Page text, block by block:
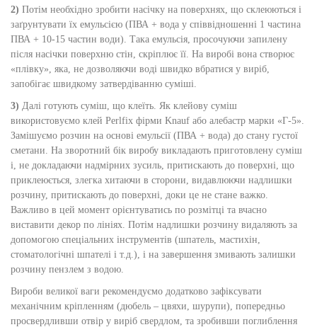
2) Потім необхідно зробити насічку на поверхнях, що склеюються і
заґрунтувати їх емульсією (ПВА + вода у співвідношенні 1 частина
ПВА + 10-15 частин води). Така емульсія, просочуючи запилену
після насічки поверхню стін, скріплює її. На виробі вона створює
«плівку», яка, не дозволяючи воді швидко вбратися у виріб,
запобігає швидкому затвердіванню суміші.
3) Далі готують суміш, що клеїть. Як клейову суміш
використовуємо клей Perlfix фірми Knauf або алебастр марки «Г-5».
Замішуємо розчин на основі емульсії (ПВА + вода) до стану густої
сметани. На зворотний бік виробу викладають приготовлену суміш
і, не докладаючи надмірних зусиль, притискають до поверхні, що
приклеюється, злегка хитаючи в сторони, видавлюючи надлишки
розчину, притискають до поверхні, доки це не стане важко.
Важливо в цей момент орієнтуватись по розмітці та вчасно
виставити декор по лініях. Потім надлишки розчину видаляють за
допомогою спеціальних інструментів (шпатель, мастихін,
стоматологічні шпателі і т.д.), і на завершення змивають залишки
розчину пензлем з водою.
Вироби великої ваги рекомендуємо додатково зафіксувати
механічним кріпленням (дюбель – цвяхи, шурупи), попередньо
просвердливши отвір у виріб свердлом, та зробивши поглиблення